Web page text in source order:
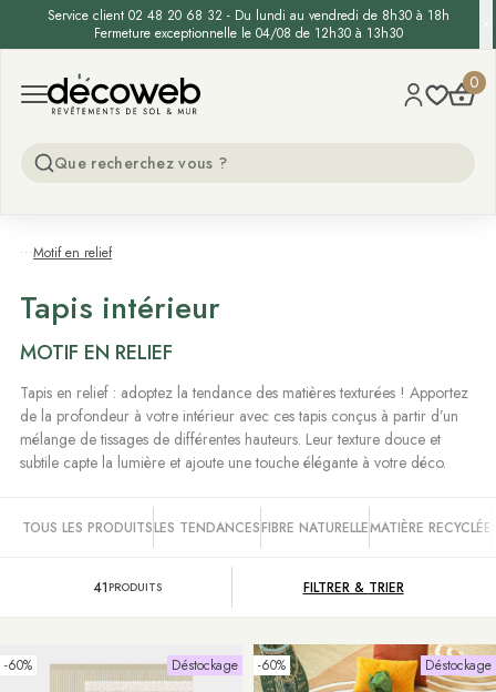
-15% supp. sur les gazons synthétiques - Code :GAZON15
Open menu
Decoweb 0
...Motif en relief
Tapis intérieur
MOTIF EN RELIEF
Tapis en relief : adoptez la tendance des matières texturées ! Apportez
de la profondeur à votre intérieur avec ces tapis conçus à partir d’un
mélange de tissages de différentes hauteurs. Leur texture douce et
subtile capte la lumière et ajoute une touche élégante à votre déco.
TOUS LES PRODUITSLES TENDANCESFIBRE NATURELLEMATIÈRE RECYCLÉE
41PRODUITS FILTRER & TRIER
-60% Déstockage -60% Déstockage